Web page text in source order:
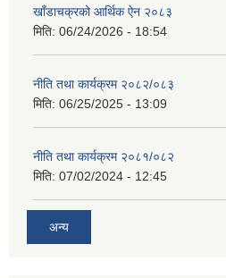
खाँडाचक्रको आर्थिक ऐन २०८३
मिति: 06/24/2026 - 18:54
नीति तथा कार्यक्रम २०८२/०८३
मिति: 06/25/2025 - 13:09
नीति तथा कार्यक्रम २०८१/०८२
मिति: 07/02/2024 - 12:45
अन्य